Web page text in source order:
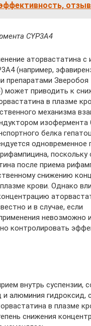
CYP3A4
аторвастатина с
(например,
препаратами Зверобоя
может приводить к
в плазме
механизма
изофермента
белка
одновременное
поскольку
после приема
снижению
крови. Однако
и в случае, если
невозможно
контролировать
внутрь суспензии,
и алюминия гидроксид,
в плазме
снижения